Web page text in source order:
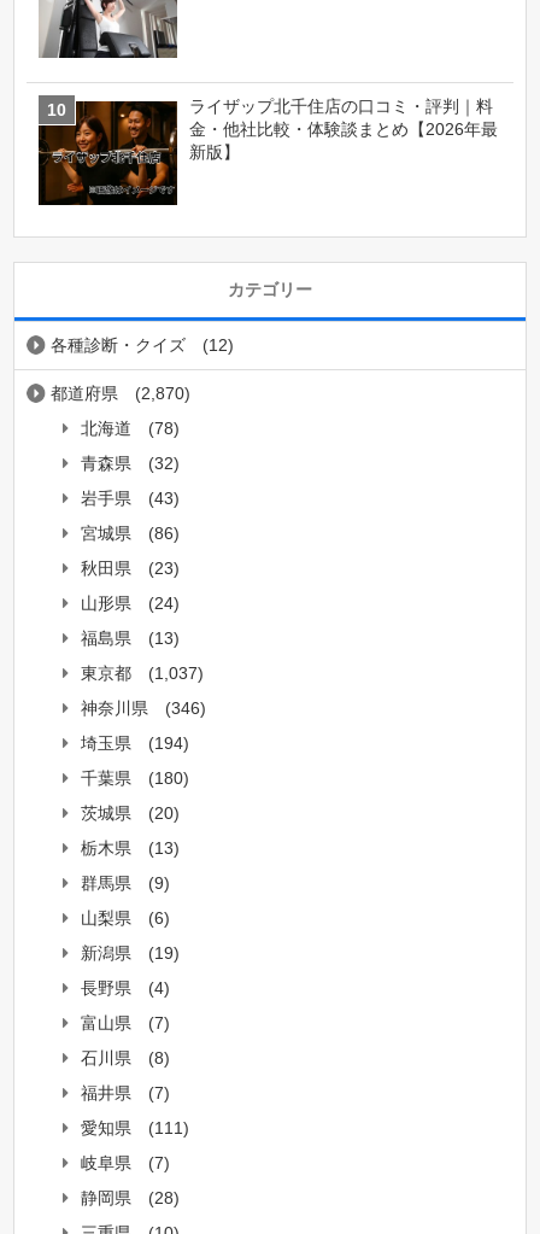
ライザップ北千住店の口コミ・評判｜料
金・他社比較・体験談まとめ【2026年最
新版】
カテゴリー
各種診断・クイズ (12)
都道府県
(2,870)
北海道
(78)
青森県
(32)
岩手県
(43)
宮城県
(86)
秋田県
(23)
山形県
(24)
福島県
(13)
東京都
(1,037)
神奈川県
(346)
埼玉県
(194)
千葉県
(180)
茨城県
(20)
栃木県
(13)
群馬県
(9)
山梨県
(6)
新潟県
(19)
長野県
(4)
富山県
(7)
石川県
(8)
福井県
(7)
愛知県
(111)
岐阜県
(7)
静岡県
(28)